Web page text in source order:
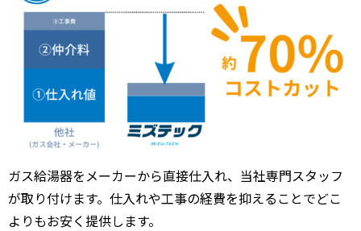
ガス給湯器をメーカーから直接仕入れ、当社専門スタッフ
が取り付けます。仕入れや工事の経費を抑えることでどこ
よりもお安く提供します。